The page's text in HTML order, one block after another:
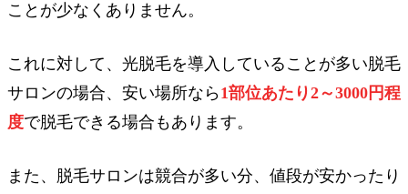
ことが少なくありません。
これに対して、光脱毛を導入していることが多い脱毛
サロンの場合、安い場所なら1部位あたり2～3000円程
度で脱毛できる場合もあります。
また、脱毛サロンは競合が多い分、値段が安かったり